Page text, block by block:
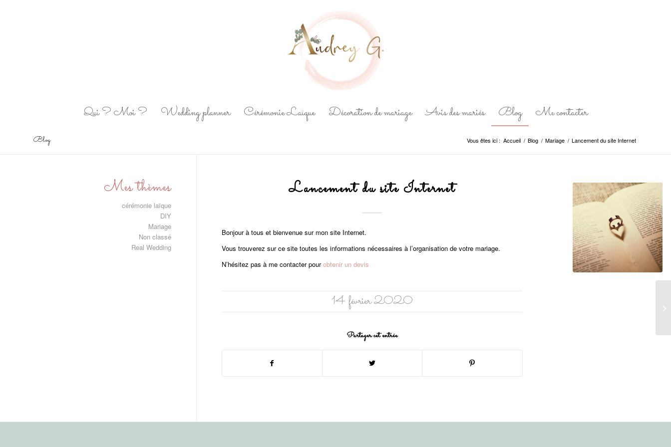
Qui ? Moi ? Wedding planner Cérémonie Laïque Décoration de mariage Avis des mariés Blog Me contacter
Blog Vous êtes ici : Accueil / Blog / Mariage / Lancement du site Internet
Lancement du site Internet
Bonjour à tous et bienvenue sur mon site Internet.
Vous trouverez sur ce site toutes les informations nécessaires à l’organisation de votre mariage.
N’hésitez pas à me contacter pourobtenir un devis
14 février 2020
Partager cet entrée
Mes thèmes
cérémonie laïque
DIY
Mariage
Non classé
Real Wedding